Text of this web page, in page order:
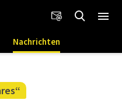
Nachrichten